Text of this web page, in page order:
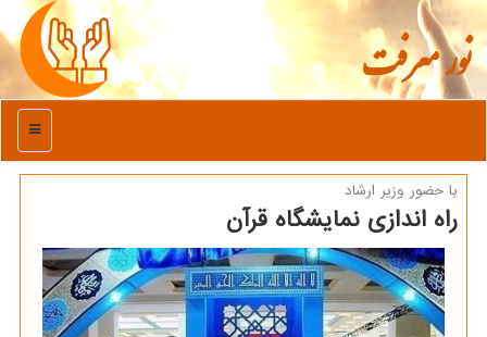
نور معرفت
منو
با حضور وزیر ارشاد
راه اندازی نمایشگاه قرآن